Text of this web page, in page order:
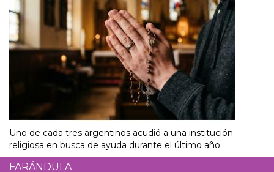
Uno de cada tres argentinos acudió a una institución
religiosa en busca de ayuda durante el último año
FARÁNDULA